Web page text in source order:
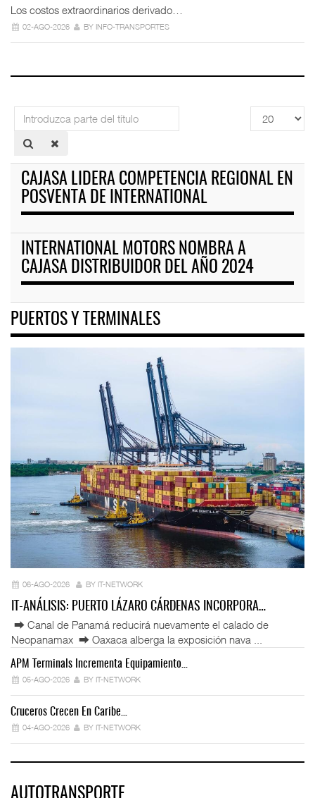
Los costos extraordinarios derivado…
02-AGO-2026 BY INFO-TRANSPORTES
Introduzca
parte
del
Cantidad
a
CAJASA LIDERA COMPETENCIA REGIONAL EN
POSVENTA DE INTERNATIONAL
INTERNATIONAL MOTORS NOMBRA A
CAJASA DISTRIBUIDOR DEL AÑO 2024
PUERTOS Y TERMINALES
06-AGO-2026 BY IT-NETWORK
IT-ANÁLISIS: PUERTO LÁZARO CÁRDENAS INCORPORA…
⮕ Canal de Panamá reducirá nuevamente el calado de
Neopanamax ⮕ Oaxaca alberga la exposición nava ...
APM Terminals Incrementa Equipamiento…
05-AGO-2026 BY IT-NETWORK
Cruceros Crecen En Caribe…
04-AGO-2026 BY IT-NETWORK
AUTOTRANSPORTE